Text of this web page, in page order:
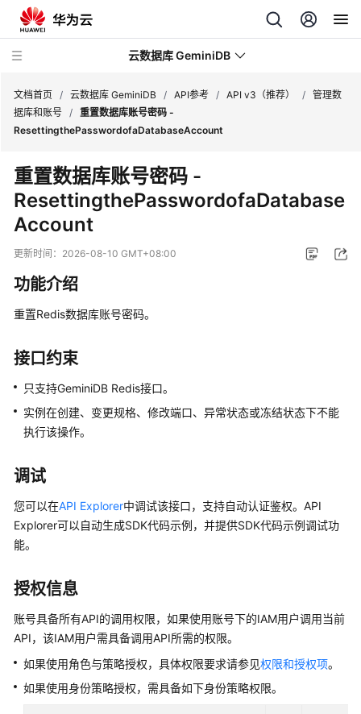
云数据库 GeminiDB
新
动
态
服
务
告
介
GeminiDB
Redis
口
GeminiDB
Influx
GeminiDB
Cassandra
接
GeminiDB
文档首页 / 云数据库 GeminiDB / API参考 / API v3（推荐） / 管理数
据库和账号 / 重置数据库账号密码 -
ResettingthePasswordofaDatabaseAccount
重置数据库账号密码 -
ResettingthePasswordofaDatabase
Account
更新时间： 2026-08-10 GMT+08:00
功能介绍
重置Redis数据库账号密码。
接口约束
只支持GeminiDB Redis接口。
实例在创建、变更规格、修改端口、异常状态或冻结状态下不能
执行该操作。
调试
您可以在API Explorer中调试该接口，支持自动认证鉴权。API
Explorer可以自动生成SDK代码示例，并提供SDK代码示例调试功
能。
授权信息
账号具备所有API的调用权限，如果使用账号下的IAM用户调用当前
API，该IAM用户需具备调用API所需的权限。
如果使用角色与策略授权，具体权限要求请参见权限和授权项。
如果使用身份策略授权，需具备如下身份策略权限。